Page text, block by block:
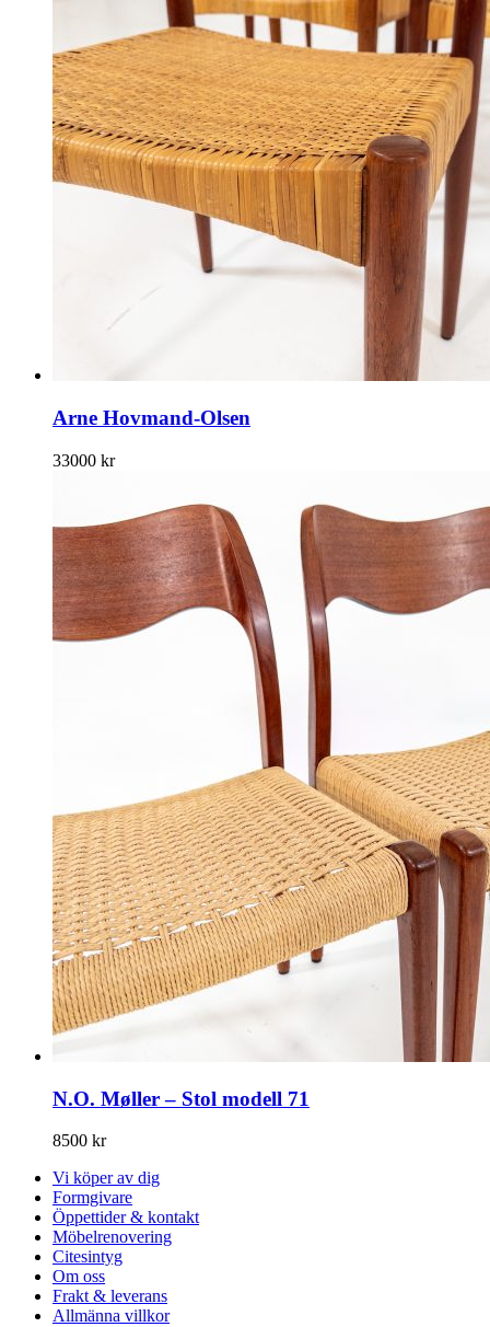
Arne Hovmand-Olsen
33000 kr
N.O. Møller – Stol modell 71
8500 kr
Vi köper av dig
Formgivare
Öppettider & kontakt
Möbelrenovering
Citesintyg
Om oss
Frakt & leverans
Allmänna villkor